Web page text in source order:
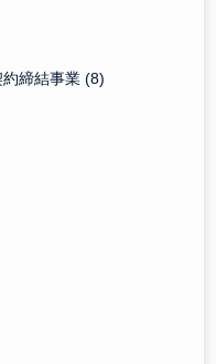
約締結事業(8)